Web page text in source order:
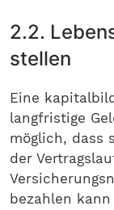
2.2.
stellen
Eine
langfristige
möglich, dass
der
bezahlen